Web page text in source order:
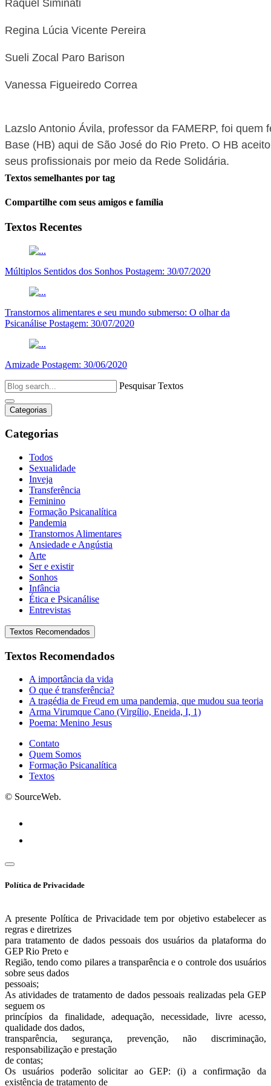
Raquel Siminati
Regina Lúcia Vicente Pereira
Sueli Zocal Paro Barison
Vanessa Figueiredo Correa
Lazslo Antonio Ávila, professor da FAMERP, foi quem
Base (HB) aqui de São José do Rio Preto. O HB
seus profissionais por meio da Rede Solidária.
Textos semelhantes por tag
Compartilhe com seus amigos e família
Textos Recentes
Múltiplos Sentidos dos Sonhos Postagem: 30/07/2020
Transtornos alimentares e seu mundo submerso: O olhar da
Psicanálise Postagem: 30/07/2020
Amizade Postagem: 30/06/2020
Pesquisar Textos
Categorias
Categorias
Todos
Sexualidade
Inveja
Transferência
Feminino
Formação Psicanalítica
Pandemia
Transtornos Alimentares
Ansiedade e Angústia
Arte
Ser e existir
Sonhos
Infância
Ética e Psicanálise
Entrevistas
Textos Recomendados
Textos Recomendados
A importância da vida
O que é transferência?
A tragédia de Freud em uma pandemia, que mudou sua teoria
Arma Virumque Cano (Virgílio, Eneida, I, 1)
Poema: Menino Jesus
Contato
Quem Somos
Formação Psicanalítica
Textos
© SourceWeb.
Política de Privacidade
A presente Política de Privacidade tem por objetivo estabelecer as
regras e diretrizes
para tratamento de dados pessoais dos usuários da plataforma do
GEP Rio Preto e
Região, tendo como pilares a transparência e o controle dos usuários
sobre seus dados
pessoais;
As atividades de tratamento de dados pessoais realizadas pela GEP
seguem os
princípios da finalidade, adequação, necessidade, livre acesso,
qualidade dos dados,
transparência, segurança, prevenção, não discriminação,
responsabilização e prestação
de contas;
Os usuários poderão solicitar ao GEP: (i) a confirmação da
existência de tratamento de